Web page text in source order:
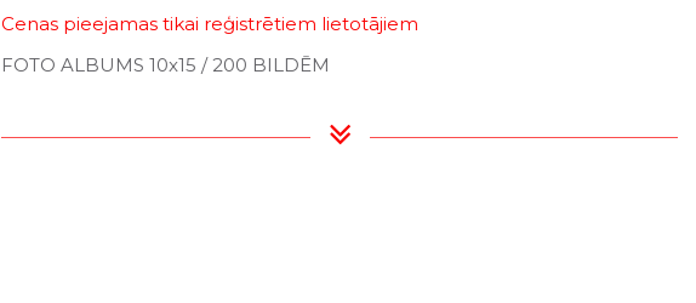
Cenas pieejamas tikai reģistrētiem lietotājiem
FOTO ALBUMS 10x15 / 200 BILDĒM